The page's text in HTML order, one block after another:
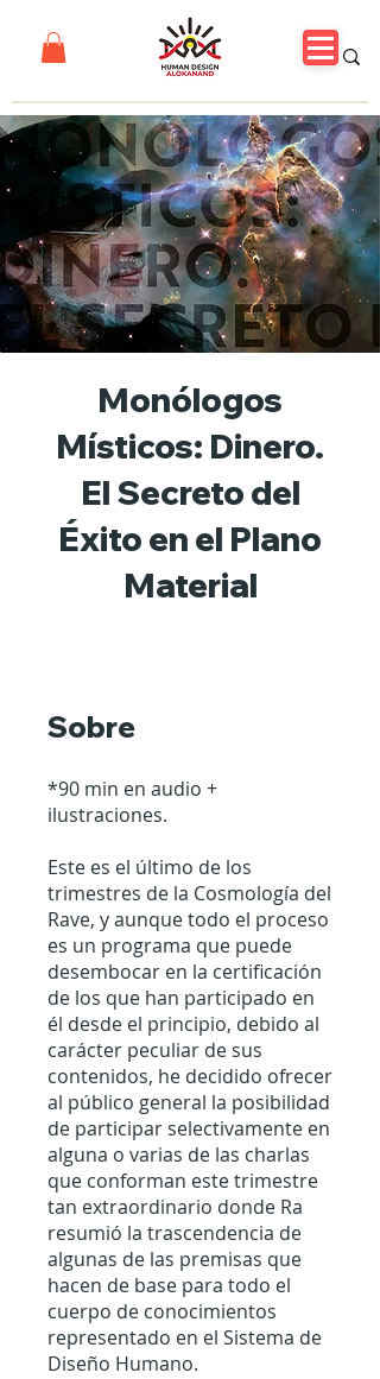
Monólogos
Místicos: Dinero.
El Secreto del
Éxito en el Plano
Material
Sobre
*90 min en audio +
ilustraciones.
Este es el último de los
trimestres de la Cosmología del
Rave, y aunque todo el proceso
es un programa que puede
desembocar en la certificación
de los que han participado en
él desde el principio, debido al
carácter peculiar de sus
contenidos, he decidido ofrecer
al público general la posibilidad
de participar selectivamente en
alguna o varias de las charlas
que conforman este trimestre
tan extraordinario donde Ra
resumió la trascendencia de
algunas de las premisas que
hacen de base para todo el
cuerpo de conocimientos
representado en el Sistema de
Diseño Humano.